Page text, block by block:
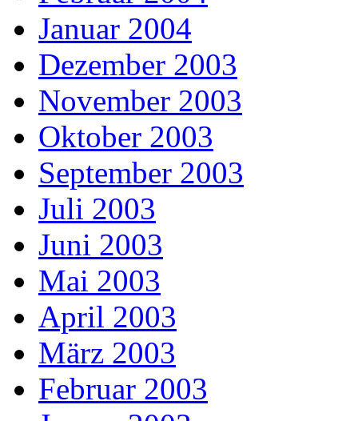
Januar 2004
Dezember 2003
November 2003
Oktober 2003
September 2003
Juli 2003
Juni 2003
Mai 2003
April 2003
März 2003
Februar 2003